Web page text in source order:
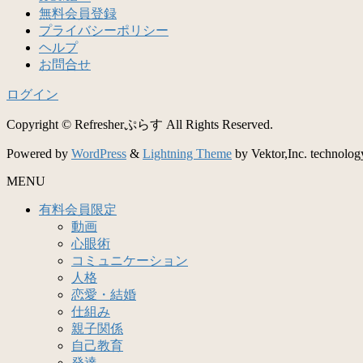
無料会員登録
プライバシーポリシー
ヘルプ
お問合せ
ログイン
Copyright © Refresherぷらす All Rights Reserved.
Powered by WordPress & Lightning Theme by Vektor,Inc.
MENU
有料会員限定
動画
心眼術
コミュニケーション
人格
恋愛・結婚
仕組み
親子関係
自己教育